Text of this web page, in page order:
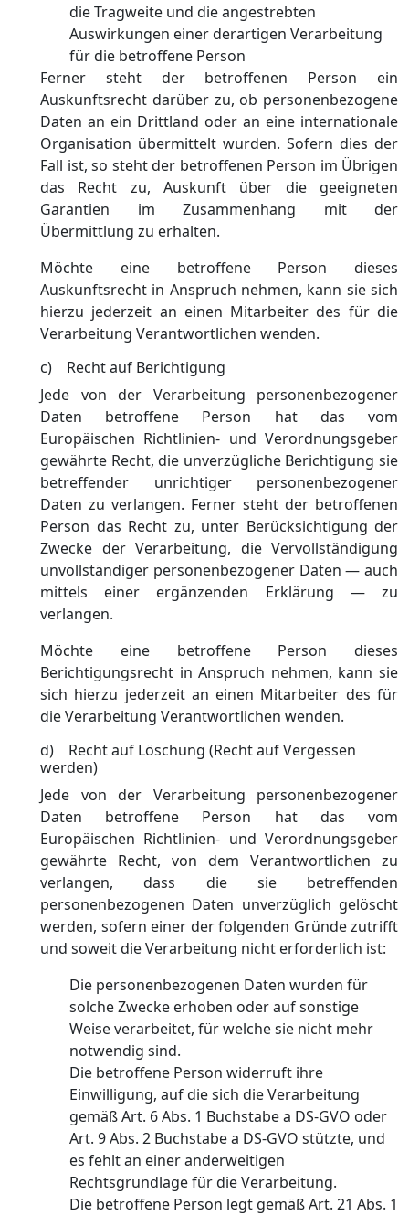
die Tragweite und die angestrebten
Auswirkungen einer derartigen Verarbeitung
für die betroffene Person
Ferner steht der betroffenen Person ein
Auskunftsrecht darüber zu, ob personenbezogene
Daten an ein Drittland oder an eine internationale
Organisation übermittelt wurden. Sofern dies der
Fall ist, so steht der betroffenen Person im Übrigen
das Recht zu, Auskunft über die geeigneten
Garantien im Zusammenhang mit der
Übermittlung zu erhalten.
Möchte eine betroffene Person dieses
Auskunftsrecht in Anspruch nehmen, kann sie sich
hierzu jederzeit an einen Mitarbeiter des für die
Verarbeitung Verantwortlichen wenden.
c) Recht auf Berichtigung
Jede von der Verarbeitung personenbezogener
Daten betroffene Person hat das vom
Europäischen Richtlinien- und Verordnungsgeber
gewährte Recht, die unverzügliche Berichtigung sie
betreffender unrichtiger personenbezogener
Daten zu verlangen. Ferner steht der betroffenen
Person das Recht zu, unter Berücksichtigung der
Zwecke der Verarbeitung, die Vervollständigung
unvollständiger personenbezogener Daten — auch
mittels einer ergänzenden Erklärung — zu
verlangen.
Möchte eine betroffene Person dieses
Berichtigungsrecht in Anspruch nehmen, kann sie
sich hierzu jederzeit an einen Mitarbeiter des für
die Verarbeitung Verantwortlichen wenden.
d) Recht auf Löschung (Recht auf Vergessen
werden)
Jede von der Verarbeitung personenbezogener
Daten betroffene Person hat das vom
Europäischen Richtlinien- und Verordnungsgeber
gewährte Recht, von dem Verantwortlichen zu
verlangen, dass die sie betreffenden
personenbezogenen Daten unverzüglich gelöscht
werden, sofern einer der folgenden Gründe zutrifft
und soweit die Verarbeitung nicht erforderlich ist:
Die personenbezogenen Daten wurden für
solche Zwecke erhoben oder auf sonstige
Weise verarbeitet, für welche sie nicht mehr
notwendig sind.
Die betroffene Person widerruft ihre
Einwilligung, auf die sich die Verarbeitung
gemäß Art. 6 Abs. 1 Buchstabe a DS-GVO oder
Art. 9 Abs. 2 Buchstabe a DS-GVO stützte, und
es fehlt an einer anderweitigen
Rechtsgrundlage für die Verarbeitung.
Die betroffene Person legt gemäß Art. 21 Abs. 1